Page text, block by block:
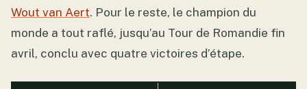
Wout van Aert. Pour le reste, le champion du
monde a tout raflé, jusqu’au Tour de Romandie fin
avril, conclu avec quatre victoires d’étape.